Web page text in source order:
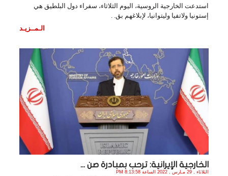
استدعت الخارجية الروسية، اليوم الثلاثاء، سفراء دول البلطيق هي
إستونيا ولاتفيا وليتوانيا، لإبلاغهم بق. .
الـمــزيـد
الخارجية الإيرانية: ترحب بمبادرة صن ...
الثلاثاء , 29 مـارس , 2022 الساعة 8:13:58 PM